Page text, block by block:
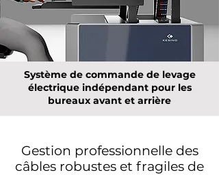
Système de commande de levage
électrique indépendant pour les
bureaux avant et arrière
Gestion professionnelle des
câbles robustes et fragiles de